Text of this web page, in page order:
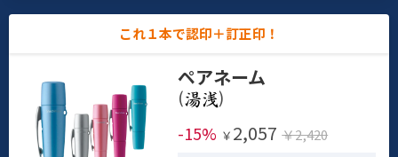
これ１本で認印＋訂正印！
ペアネーム
(
)
-15% ￥ 2,057 ￥2,420